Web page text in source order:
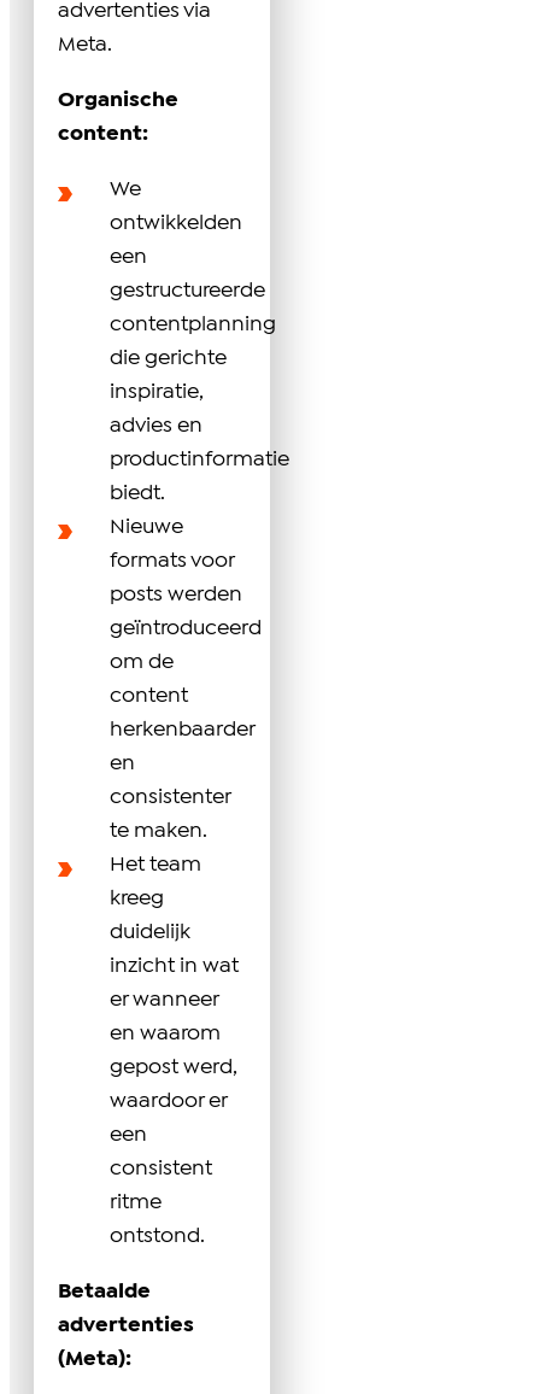
advertenties via
Meta.
Organische
content:
We
ontwikkelden
een
gestructureerde
contentplanning
die gerichte
inspiratie,
advies en
productinformatie
biedt.
Nieuwe
formats voor
posts werden
geïntroduceerd
om de
content
herkenbaarder
en
consistenter
te maken.
Het team
kreeg
duidelijk
inzicht in wat
er wanneer
en waarom
gepost werd,
waardoor er
een
consistent
ritme
ontstond.
Betaalde
advertenties
(Meta):